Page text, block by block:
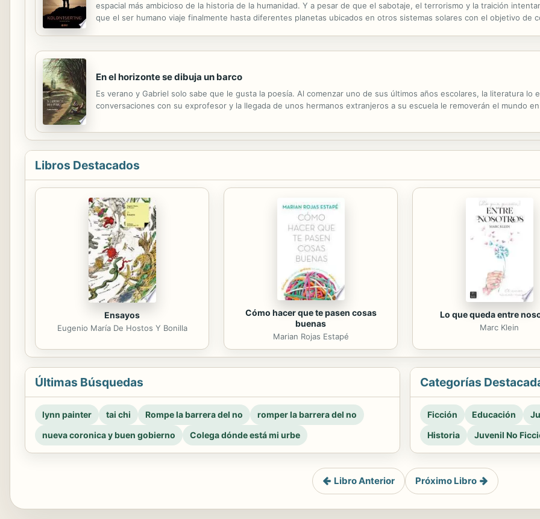
espacial más ambicioso de la historia de la humanidad. Y a pesar de que el sabotaje, el terrorismo y la traición
que el ser humano viaje finalmente hasta diferentes planetas ubicados en otros sistemas solares con el objetivo de
En el horizonte se dibuja un barco
Es verano y Gabriel solo sabe que le gusta la poesía. Al comenzar uno de sus últimos años escolares, la literatura lo
conversaciones con su exprofesor y la llegada de unos hermanos extranjeros a su escuela le removerán el mundo
Libros Destacados
Ensayos
Eugenio María De Hostos Y Bonilla
Cómo hacer que te pasen cosas
buenas
Marian Rojas Estapé
Lo que queda entre
Marc Klein
Últimas Búsquedas
lynn painter tai chi Rompe la barrera del no
romper la barrera del no
nueva coronica y buen gobierno
Colega dónde está mi urbe
Categorías
Ficción Educación
Historia
Juvenil No
Libro Anterior Próximo Libro